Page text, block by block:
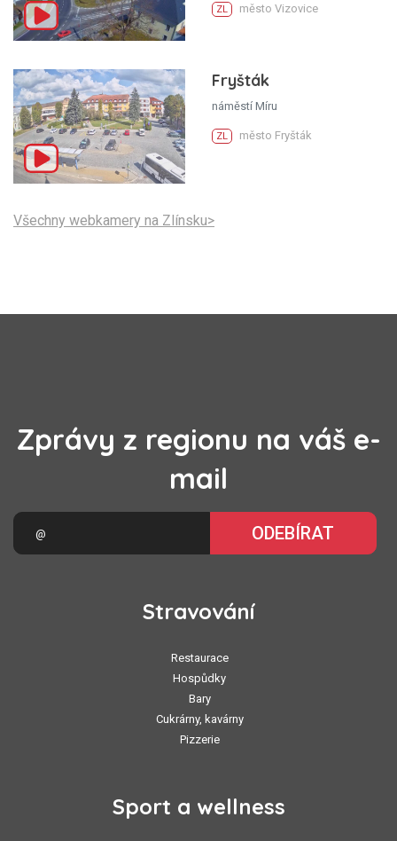
ZL město Vizovice
Fryšták
náměstí Míru
ZL město Fryšták
Všechny webkamery na Zlínsku>
Zprávy z regionu na váš e-
mail
ODEBÍRAT
Stravování
Restaurace
Hospůdky
Bary
Cukrárny, kavárny
Pizzerie
Sport a wellness